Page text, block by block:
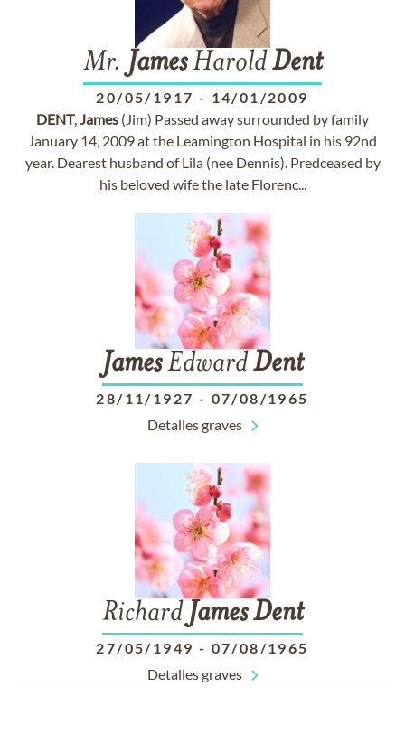
Mr. JamesHaroldDent
20/05/1917 - 14/01/2009
DENT,James (Jim) Passed away surrounded by family
January 14, 2009 at the Leamington Hospital in his 92nd
year. Dearest husband of Lila (nee Dennis). Predceased by
his beloved wife the late Florenc...
JamesEdwardDent
28/11/1927 - 07/08/1965
Detalles graves
Richard JamesDent
27/05/1949 - 07/08/1965
Detalles graves